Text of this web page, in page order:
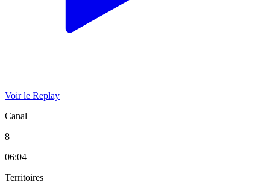
Voir le Replay
Canal
8
06:04
Territoires